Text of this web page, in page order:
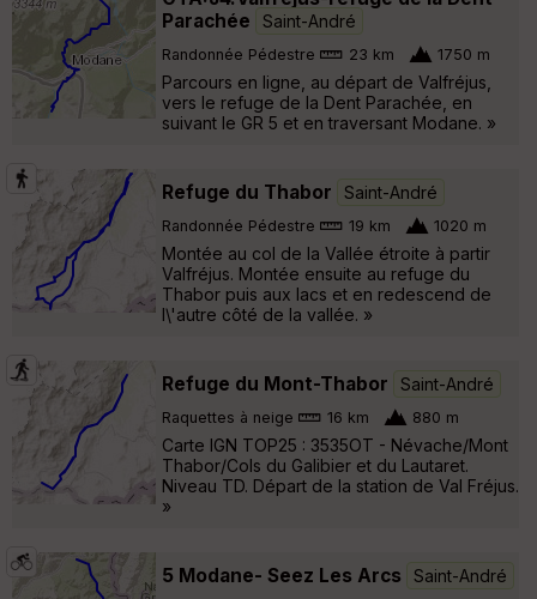
Parachée
Saint-André
Randonnée Pédestre 23 km 1750 m
Parcours en ligne, au départ de Valfréjus,
vers le refuge de la Dent Parachée, en
suivant le GR 5 et en traversant Modane. »
Refuge du Thabor Saint-André
Randonnée Pédestre 19 km 1020 m
Montée au col de la Vallée étroite à partir
Valfréjus. Montée ensuite au refuge du
Thabor puis aux lacs et en redescend de
l\'autre côté de la vallée. »
Refuge du Mont-Thabor Saint-André
Raquettes à neige 16 km 880 m
Carte IGN TOP25 : 3535OT - Névache/Mont
Thabor/Cols du Galibier et du Lautaret.
Niveau TD. Départ de la station de Val Fréjus.
»
5 Modane- Seez Les Arcs Saint-André